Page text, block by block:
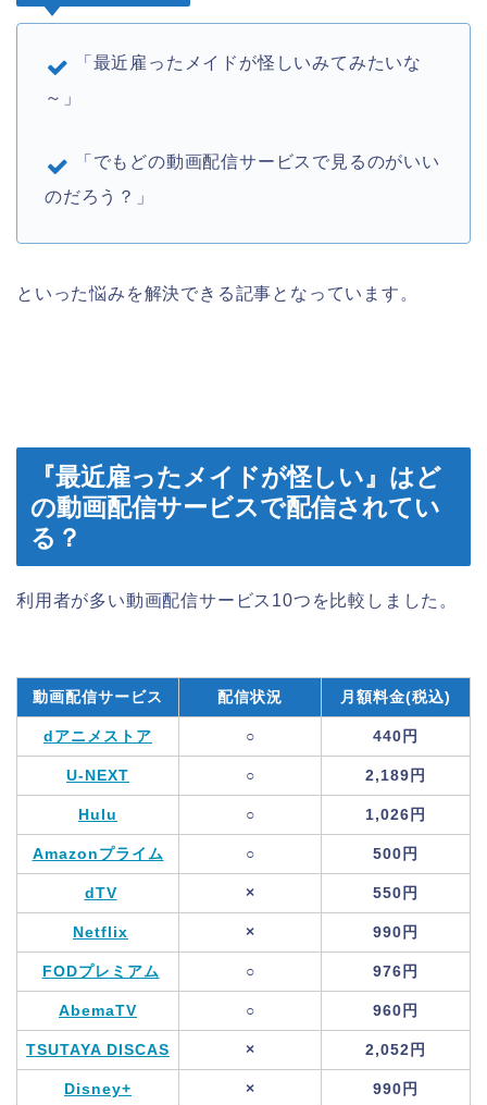
「最近雇ったメイドが怪しいみてみたいな
～」
「でもどの動画配信サービスで見るのがいい
のだろう？」
といった悩みを解決できる記事となっています。
『最近雇ったメイドが怪しい』はど
の動画配信サービスで配信されてい
る？
利用者が多い動画配信サービス10つを比較しました。
動画配信サービス 配信状況 月額料金(税込)
dアニメストア ○ 440円
U-NEXT ○ 2,189円
Hulu ○ 1,026円
Amazonプライム ○ 500円
dTV × 550円
Netflix × 990円
FODプレミアム ○ 976円
AbemaTV ○ 960円
TSUTAYA DISCAS × 2,052円
Disney+ × 990円